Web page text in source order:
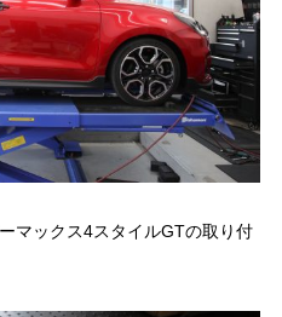
マックス4スタイルGTの取り付